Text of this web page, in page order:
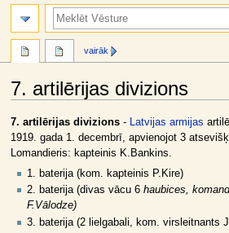
7. artilērijas divizions
Jump
to
navigation
Jump
to
search
7. artilērijas divizions- Latvijas armijas
1919. gada 1. decembrī, apvienojot 3
Lomandieris: kapteinis K.Bankins.
1. baterija (kom. kapteinis P.Kire)
2. baterija (divas vācu 6 haubices,
F.Vālodze)
3. baterija (2 lielgabali, kom. virsleitnants
vairāk
meklēt